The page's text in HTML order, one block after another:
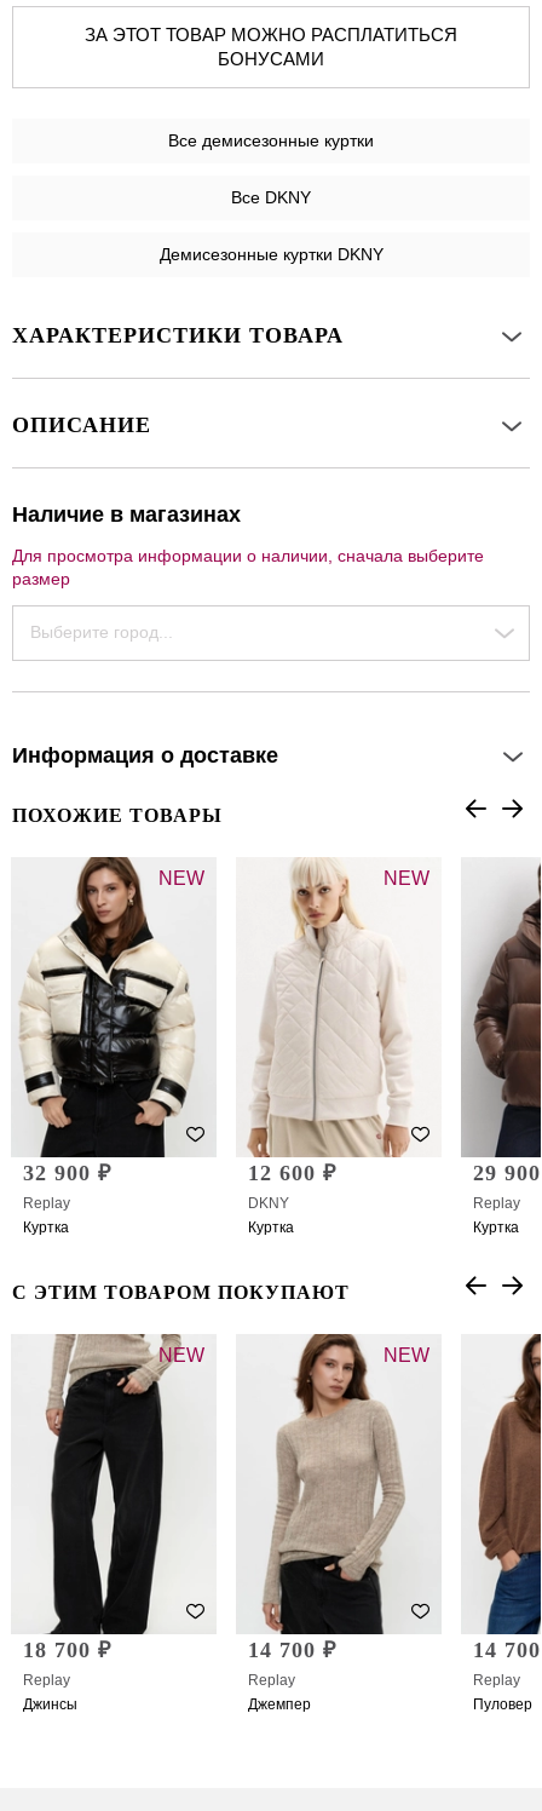
ЗА ЭТОТ ТОВАР МОЖНО РАСПЛАТИТЬСЯ
БОНУСАМИ
Все демисезонные куртки
Все DKNY
Демисезонные куртки DKNY
ХАРАКТЕРИСТИКИ ТОВАРА
ОПИСАНИЕ
Наличие в магазинах
Для просмотра информации о наличии, сначала выберите
размер
Выберите город...
Информация о доставке
ПОХОЖИЕ ТОВАРЫ
NEW
32 900 ₽
Replay
Куртка
NEW
12 600 ₽
DKNY
Куртка
29
Replay
Куртка
С ЭТИМ ТОВАРОМ ПОКУПАЮТ
NEW
18 700 ₽
Replay
Джинсы
NEW
14 700 ₽
Replay
Джемпер
14
Replay
Пуловер